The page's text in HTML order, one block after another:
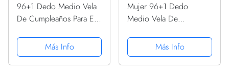
96+1 Dedo Medio Vela
De Cumpleaños Para El
Sudadera con Capucha
Más Info
Mujer 96+1 Dedo
Medio Vela De
Cumpleaños Camiseta
Cuello V
Más Info